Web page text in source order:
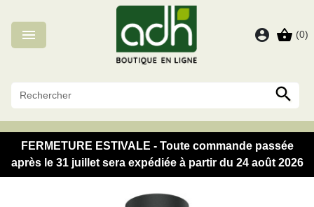
 account_circle shopping_basket (0)

FERMETURE ESTIVALE - Toute commande passée
après le 31 juillet sera expédiée à partir du 24 août 2026
Panneau de gestion des cookies